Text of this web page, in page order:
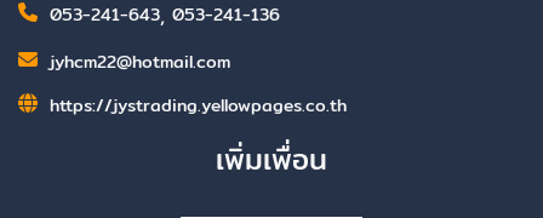
053-241-643, 053-241-136
jyhcm22@hotmail.com
https://jystrading.yellowpages.co.th
เพิ่มเพื่อน